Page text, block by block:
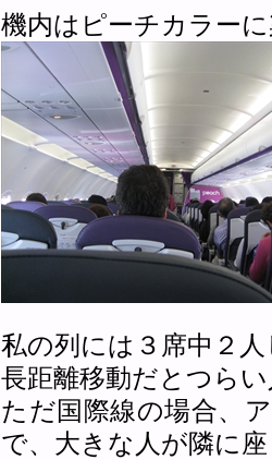
機内はピーチカラー
私の列には３席中２
長距離移動だとつら
ただ国際線の場合、
で、大きな人が隣に